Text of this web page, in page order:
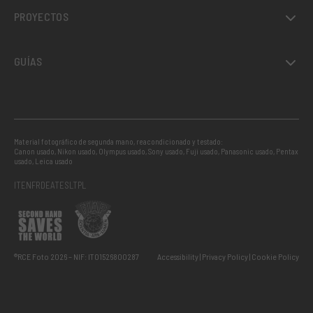
PROYECTOS
GUÍAS
Material fotográfico de segunda mano, reacondicionado y testado:
Canon usado, Nikon usado, Olympus usado,Sony usado, Fuji usado, Panasonic usado, Pentax
usado, Leica usado
ITENFRDEATESLTPL
®RCE Foto 2026 – NIF: IT01526800287 Accessibility Privacy Policy Cookie Policy